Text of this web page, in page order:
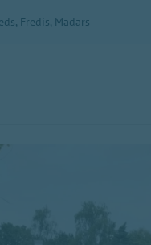
Fredis, Madars